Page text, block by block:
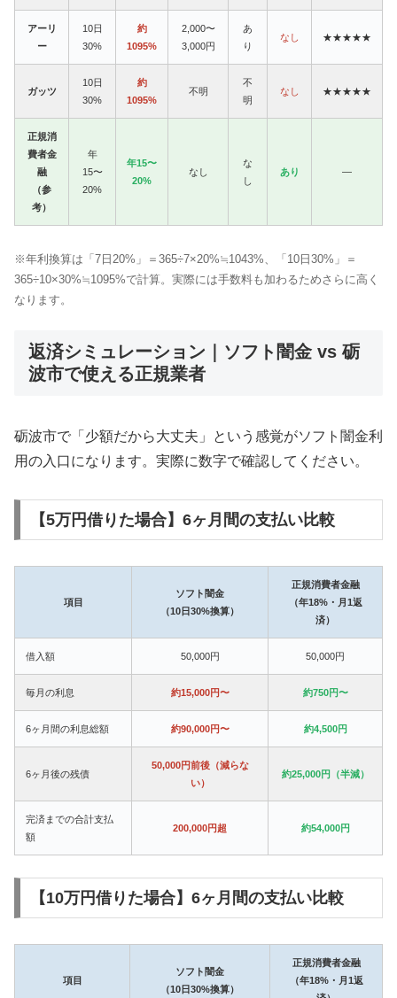
アーリ
ー
10日
30%
約
1095%
2,000〜
3,000円
あ
り
なし ★★★★★
ガッツ
10日
30%
約
1095%
不明
不
明
なし ★★★★★
正規消
費者金
融
（参
考）
年
15〜
20%
年15〜
20%
なし
な
し
あり —
※年利換算は「7日20%」＝365÷7×20%≒1043%、「10日30%」＝
365÷10×30%≒1095%で計算。実際には手数料も加わるためさらに高く
なります。
返済シミュレーション｜ソフト闇金 vs 砺
波市で使える正規業者
砺波市で「少額だから大丈夫」という感覚がソフト闇金利
用の入口になります。実際に数字で確認してください。
【5万円借りた場合】6ヶ月間の支払い比較
項目
ソフト闇金
（10日30%換算）
正規消費者金融
（年18%・月1返
済）
借入額 50,000円 50,000円
毎月の利息 約15,000円〜 約750円〜
6ヶ月間の利息総額 約90,000円〜 約4,500円
6ヶ月後の残債
50,000円前後（減らな
い）
約25,000円（半減）
完済までの合計支払
額
200,000円超 約54,000円
【10万円借りた場合】6ヶ月間の支払い比較
項目
ソフト闇金
（10日30%換算）
正規消費者金融
（年18%・月1返